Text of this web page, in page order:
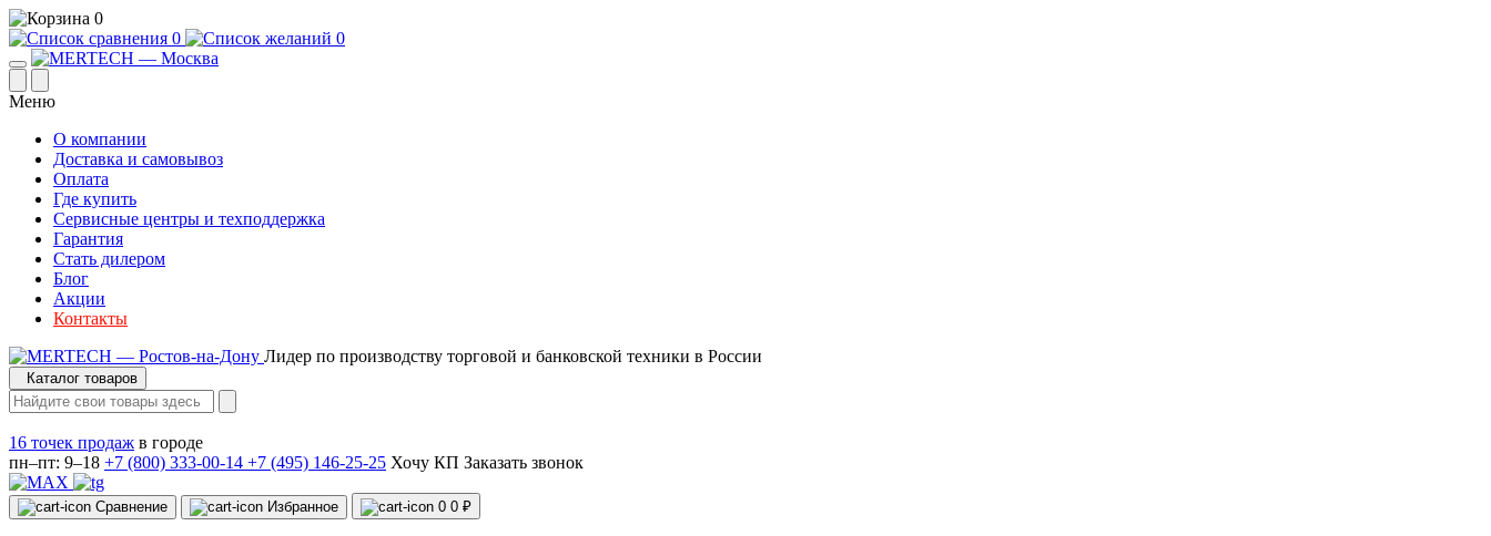
0
0
0
Меню
О компании
Доставка и самовывоз
Оплата
Где купить
Сервисные центры и техподдержка
Гарантия
Стать дилером
Блог
Акции
Контакты
Лидер по производству торговой и банковской техники в России
Каталог товаров
16 точек продаж в городе
пн–пт: 9–18 +7 (800) 333-00-14 +7 (495) 146-25-25 Хочу КП Заказать звонок
Сравнение Избранное 0 0 ₽